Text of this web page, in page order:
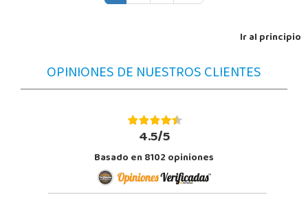
Ir al principio
OPINIONES DE NUESTROS CLIENTES
4.5/5
Basado en 8102 opiniones